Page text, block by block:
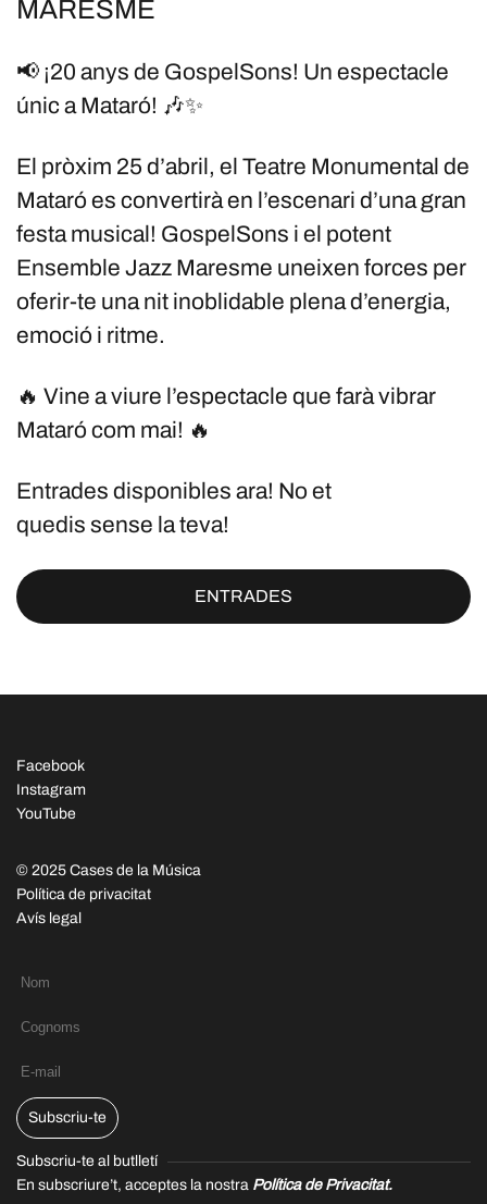
MARESME
📢 ¡20 anys de GospelSons! Un espectacle
únic a Mataró! 🎶✨
El pròxim 25 d’abril, el Teatre Monumental de
Mataró es convertirà en l’escenari d’una gran
festa musical! GospelSons i el potent
Ensemble Jazz Maresme uneixen forces per
oferir-te una nit inoblidable plena d’energia,
emoció i ritme.
🔥 Vine a viure l’espectacle que farà vibrar
Mataró com mai! 🔥
Entrades disponibles ara! No et
quedis sense la teva!
ENTRADES
Facebook
Instagram
YouTube
© 2025 Cases de la Música
Política de privacitat
Avís legal
Subscriu-te
Subscriu-te al butlletí
En subscriure’t, acceptes la nostra Política de Privacitat.